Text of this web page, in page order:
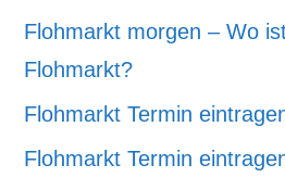
Flohmarkt morgen – Wo
Flohmarkt?
Flohmarkt Termin
Flohmarkt Termin